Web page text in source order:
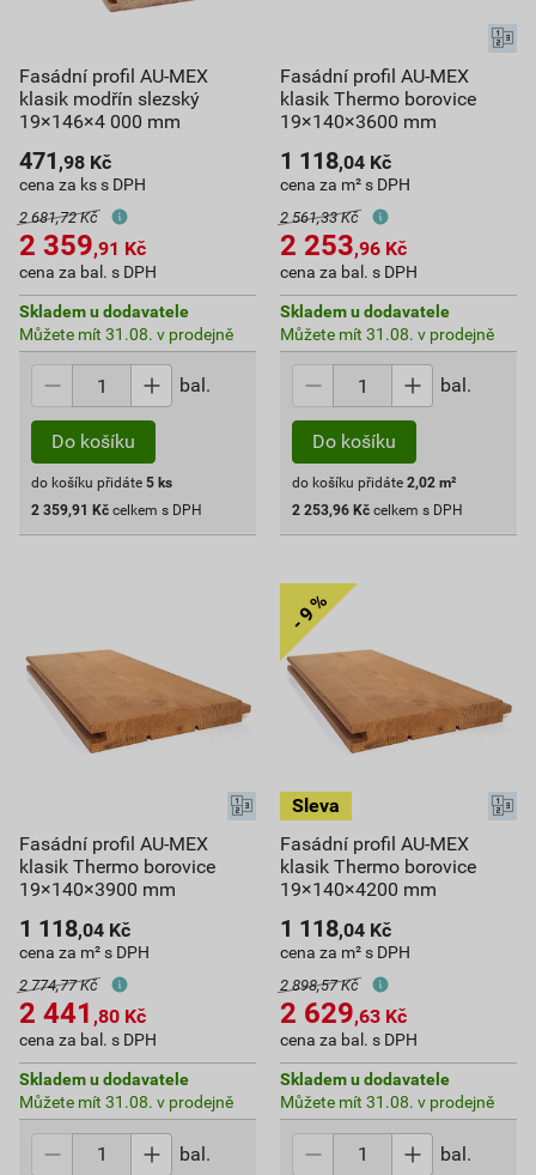
Fasádní profil AU-MEX
klasik modřín slezský
19×146×4 000 mm
471 ,98 Kč
cena za ks s DPH
2 681,72 Kč
2 359,91 Kč
cena za bal. s DPH
Skladem u dodavatele
Můžete mít 31.08. v prodejně
bal.
Do košíku
do košíku přidáte 5 ks
2 359,91 Kč celkem s DPH
Fasádní profil AU-MEX
klasik Thermo borovice
19×140×3600 mm
1 118,04 Kč
cena za m² s DPH
2 561,33 Kč
2 253,96 Kč
cena za bal. s DPH
Skladem u dodavatele
Můžete mít 31.08. v prodejně
bal.
Do košíku
do košíku přidáte 2,02 m²
2 253,96 Kč celkem s DPH
Fasádní profil AU-MEX
klasik Thermo borovice
19×140×3900 mm
1 118,04 Kč
cena za m² s DPH
2 774,77 Kč
2 441 ,80 Kč
cena za bal. s DPH
Skladem u dodavatele
Můžete mít 31.08. v prodejně
bal.
Fasádní profil AU-MEX
klasik Thermo borovice
19×140×4200 mm
1 118,04 Kč
cena za m² s DPH
2 898,57 Kč
2 629,63 Kč
cena za bal. s DPH
Skladem u dodavatele
Můžete mít 31.08. v prodejně
bal.